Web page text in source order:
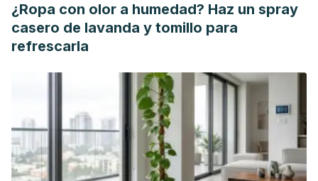
¿Ropa con olor a humedad? Haz un spray
casero de lavanda y tomillo para
refrescarla